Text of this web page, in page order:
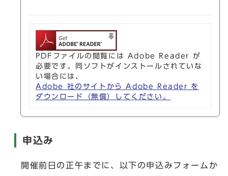
PDFファイルの閲覧には Adobe Reader が
必要です。同ソフトがインストールされていな
い場合には、
Adobe 社のサイトから Adobe Reader を
ダウンロード（無償）してください。
申込み
開催前日の正午までに、以下の申込みフォームか